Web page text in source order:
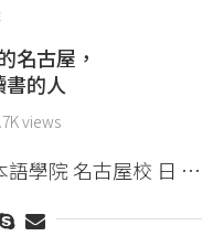
名古屋，
的人
views
語學院 名古屋校 日 …